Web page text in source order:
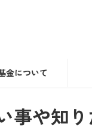
金について
事や知